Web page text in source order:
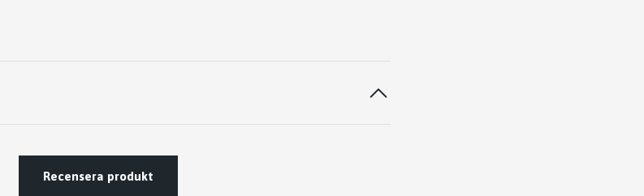
Recensera produkt